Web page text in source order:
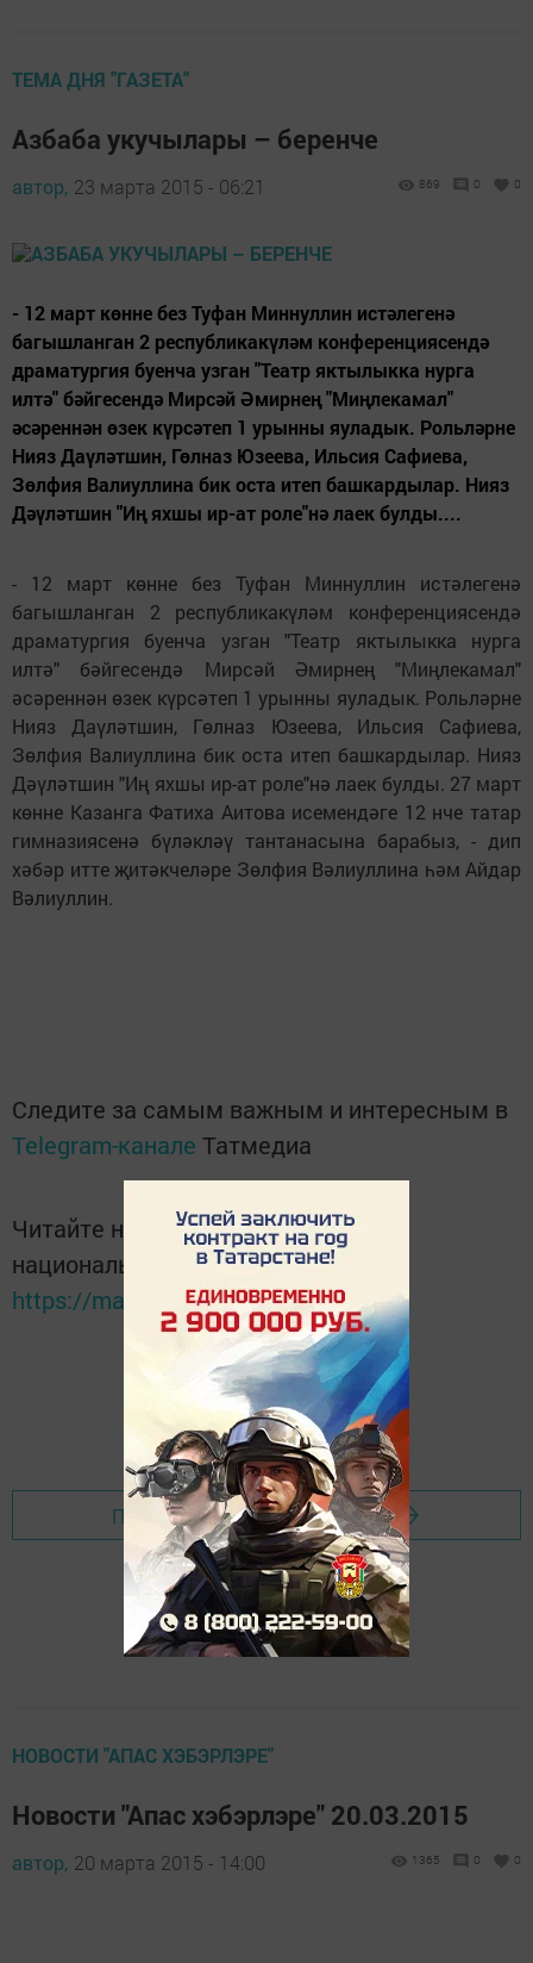
ТЕМА ДНЯ "ГАЗЕТА"
Азбаба укучылары – беренче
автор, 23 марта 2015 - 06:21 869 0 0
- 12 март көнне без Туфан Миннуллин истәлегенә
багышланган 2 республикакүләм конференциясендә
драматургия буенча узган "Театр яктылыкка нурга
илтә" бәйгесендә Мирсәй Әмирнең "Миңлекамал"
әсәреннән өзек күрсәтеп 1 урынны яуладык. Рольләрне
Нияз Даүләтшин, Гөлназ Юзеева, Ильсия Сафиева,
Зөлфия Валиуллина бик оста итеп башкардылар. Нияз
Дәүләтшин "Иң яхшы ир-ат роле"нә лаек булды....
- 12 март көнне без Туфан Миннуллин истәлегенә
багышланган 2 республикакүләм конференциясендә
драматургия буенча узган "Театр яктылыкка нурга
илтә" бәйгесендә Мирсәй Әмирнең "Миңлекамал"
әсәреннән өзек күрсәтеп 1 урынны яуладык. Рольләрне
Нияз Даүләтшин, Гөлназ Юзеева, Ильсия Сафиева,
Зөлфия Валиуллина бик оста итеп башкардылар. Нияз
Дәүләтшин "Иң яхшы ир-ат роле"нә лаек булды. 27 март
көнне Казанга Фатиха Аитова исемендәге 12 нче татар
гимназиясенә бүләкләү тантанасына барабыз, - дип
хәбәр итте җитәкчеләре Зөлфия Вәлиуллина һәм Айдар
Вәлиуллин.
Следите за самым важным и интересным в
Telegram-канале Татмедиа
Читайте новости Татарстана в
национальном мессенджере MАХ:
https://max.ru/tatmedia
Перейти на страницу новости
НОВОСТИ "АПАС ХЭБЭРЛЭРЕ"
Новости "Апас хэбэрлэре" 20.03.2015
автор, 20 марта 2015 - 14:00 1365 0 0